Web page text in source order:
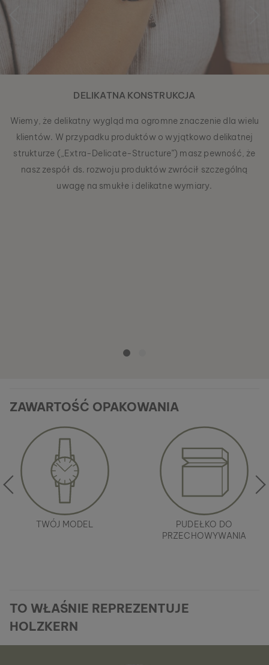
DELIKATNA KONSTRUKCJA
Wiemy, że delikatny wygląd ma ogromne znaczenie dla wielu
klientów. W przypadku produktów o wyjątkowo delikatnej
strukturze („Extra-Delicate-Structure”) masz pewność, że
nasz zespół ds. rozwoju produktów zwrócił szczególną
uwagę na smukłe i delikatne wymiary.
ZAWARTOŚĆ OPAKOWANIA
TWÓJ MODEL
PUDEŁKO DO
PRZECHOWYWANIA
TO WŁAŚNIE REPREZENTUJE
HOLZKERN